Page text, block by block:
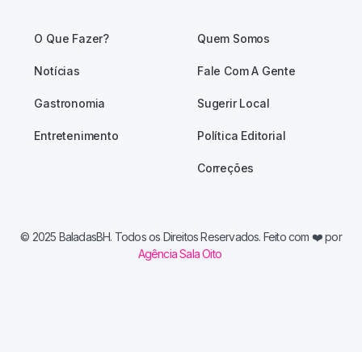
O Que Fazer?
Notícias
Gastronomia
Entretenimento
Quem Somos
Fale Com A Gente
Sugerir Local
Política Editorial
Correções
© 2025 BaladasBH. Todos os Direitos Reservados. Feito com ❤️ por
Agência Sala Oito